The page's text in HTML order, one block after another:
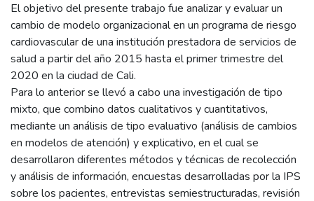
El objetivo del presente trabajo fue analizar y evaluar un
cambio de modelo organizacional en un programa de riesgo
cardiovascular de una institución prestadora de servicios de
salud a partir del año 2015 hasta el primer trimestre del
2020 en la ciudad de Cali.
Para lo anterior se llevó a cabo una investigación de tipo
mixto, que combino datos cualitativos y cuantitativos,
mediante un análisis de tipo evaluativo (análisis de cambios
en modelos de atención) y explicativo, en el cual se
desarrollaron diferentes métodos y técnicas de recolección
y análisis de información, encuestas desarrolladas por la IPS
sobre los pacientes, entrevistas semiestructuradas, revisión